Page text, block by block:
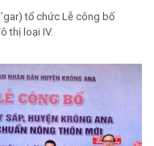
tổ chức Lễ công bố
thị loại IV.